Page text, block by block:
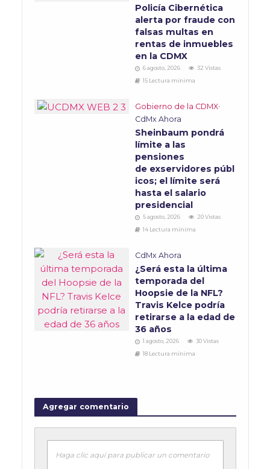
Policía Cibernética
alerta por fraude con
falsas multas en
rentas de inmuebles
en la CDMX
6 agosto, 2026
32 Vistas
15 Lectura mínima
Gobierno de la CDMX•
CdMx Ahora
Sheinbaum pondrá
límite a las
pensiones
de exservidores públ
icos; el límite será
hasta el salario
presidencial
5 agosto, 2026
20 Vistas
14 Lectura mínima
CdMx Ahora
¿Será esta la última
temporada del
Hoopsie de la NFL?
Travis Kelce podría
retirarse a la edad de
36 años
1 agosto, 2026
30 Vistas
18 Lectura mínima
Agregar comentario
Haga clic aquí para publicar un comentario